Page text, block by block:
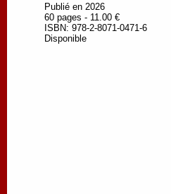
Publié en 2026
60 pages - 11.00 €
ISBN: 978-2-8071-0471-6
Disponible